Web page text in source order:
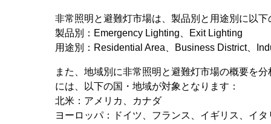
非常照明と避難灯市場は、製品別と用途別に以下
製品別：Emergency Lighting、Exit Lighting
用途別：Residential Area、Business District、
また、地域別に非常照明と避難灯市場の概要を
には、以下の国・地域が対象となります：
北米：アメリカ、カナダ
ヨーロッパ：ドイツ、フランス、イギリス、イ